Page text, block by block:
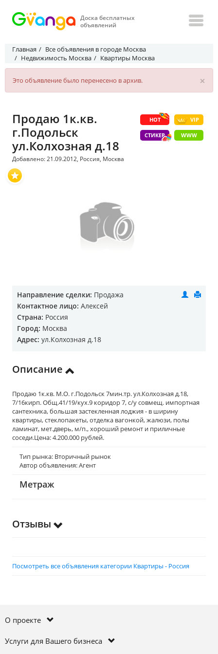
Доска бесплатных
объявлений
Главная
Все объявления в городе Москва
Недвижимость Москва
Квартиры Москва
×
Это объявление было перенесено в архив.
HOT VIP
СТИКЕР WWW
Продаю 1к.кв.
г.Подольск
ул.Колхозная д.18
Добавлено: 21.09.2012, Россия, Москва
Направление сделки: Продажа
Контактное лицо: Алексей
Страна: Россия
Город: Москва
Адрес: ул.Колхозная д.18
Описание
Продаю 1к.кв. М.О. г.Подольск 7мин.тр. ул.Колхозная д.18,
7/16кирп. Общ.41/19/кух.9 коридор 7, с/у совмещ. импортная
сантехника, большая застекленная лоджия - в ширину
квартиры, стеклопакеты, отделка вагонкой, жалюзи, полы
ламинат, мет.дверь, м/п., хороший ремонт и приличные
соседи.Цена: 4.200.000 рублей.
Тип рынка: Вторичный рынок
Автор объявления: Агент
Метраж
Отзывы
Посмотреть все объявления категории Квартиры - Россия
О проекте
Услуги для Вашего бизнеса